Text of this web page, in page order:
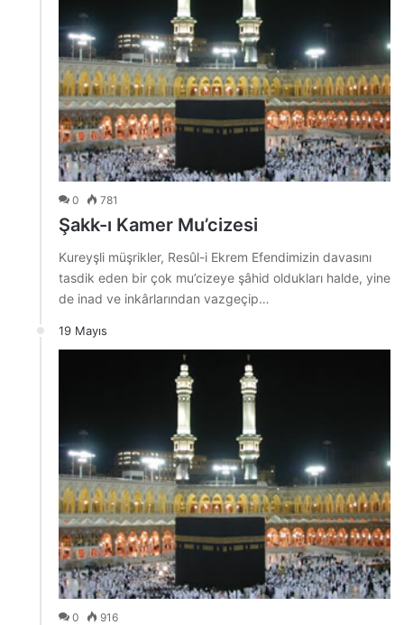
0 781
Şakk-ı Kamer Mu’cizesi
Kureyşli müşrikler, Resûl-i Ekrem Efendimizin davasını
tasdik eden bir çok mu’cizeye şâhid oldukları halde, yine
de inad ve inkârlarından vazgeçip…
19 Mayıs
0 916